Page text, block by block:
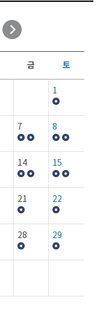
금 토
1
7 8
14 15
21 22
28 29